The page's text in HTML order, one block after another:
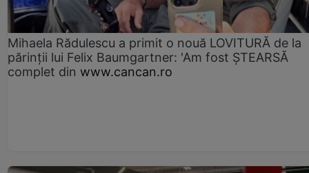
Mihaela Rădulescu a primit o nouă LOVITURĂ de la
părinții lui Felix Baumgartner: 'Am fost ȘTEARSĂ
complet din www.cancan.ro